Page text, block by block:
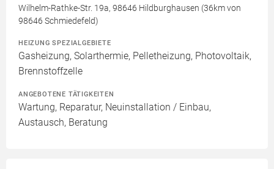
Wilhelm-Rathke-Str. 19a, 98646 Hildburghausen (36km von
98646 Schmiedefeld)
HEIZUNG SPEZIALGEBIETE
Gasheizung, Solarthermie, Pelletheizung, Photovoltaik,
Brennstoffzelle
ANGEBOTENE TÄTIGKEITEN
Wartung, Reparatur, Neuinstallation / Einbau,
Austausch, Beratung